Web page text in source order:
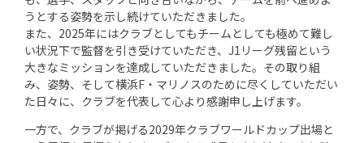
うとする姿勢を示し続けていただきました。
また、2025年にはクラブとしてもチームとしても極めて難し
い状況下で監督を引き受けていただき、J1リーグ残留という
大きなミッションを達成していただきました。その取り組
み、姿勢、そして横浜F・マリノスのために尽くしていただい
た日々に、クラブを代表して心より感謝申し上げます。
一方で、クラブが掲げる2029年クラブワールドカップ出場と